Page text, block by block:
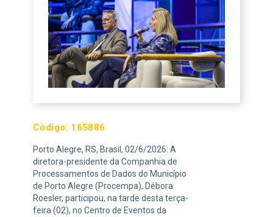
Código: 165886
Porto Alegre, RS, Brasil, 02/6/2026: A
diretora-presidente da Companhia de
Processamentos de Dados do Município
de Porto Alegre (Procempa), Débora
Roesler, participou, na tarde desta terça-
feira (02), no Centro de Eventos da